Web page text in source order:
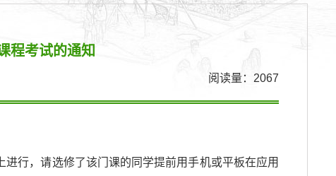
程考试的通知
阅读量： 2067
行，请选修了该门课的同学提前用手机或平板在应用